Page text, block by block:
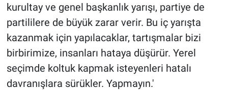
kurultay ve genel başkanlık yarışı, partiye de
partililere de büyük zarar verir. Bu iç yarışta
kazanmak için yapılacaklar, tartışmalar bizi
birbirimize, insanları hataya düşürür. Yerel
seçimde koltuk kapmak isteyenleri hatalı
davranışlara sürükler. Yapmayın.'